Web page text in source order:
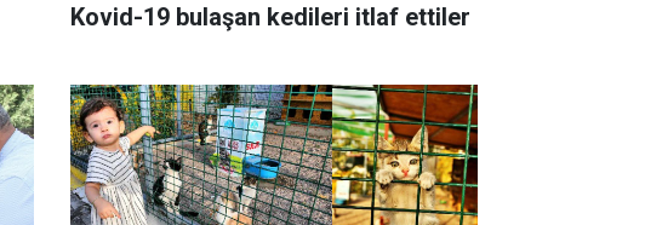
Kovid-19 bulaşan kedileri itlaf ettiler